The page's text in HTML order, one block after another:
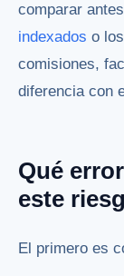
comparar
indexados o los
comisiones,
diferencia con
Qué
este
El primero es